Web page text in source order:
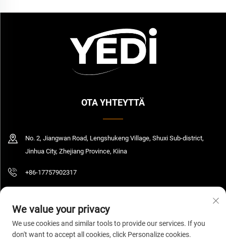
OTA YHTEYTTÄ
No. 2, Jiangwan Road, Lengshukeng Village, Shuxi Sub-district,
Jinhua City, Zhejiang Province, Kiina
+86-17757902317
Tekijänoikeus © 2026 Zhejiang Yedi Industry And Trade Co., Ltd. Kaikki
We value your privacy
We use cookies and similar tools to provide our services. If you
don't want to accept all cookies, click Personalize cookies.